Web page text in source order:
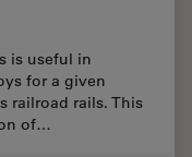
is useful in
for a given
railroad rails. This
of…